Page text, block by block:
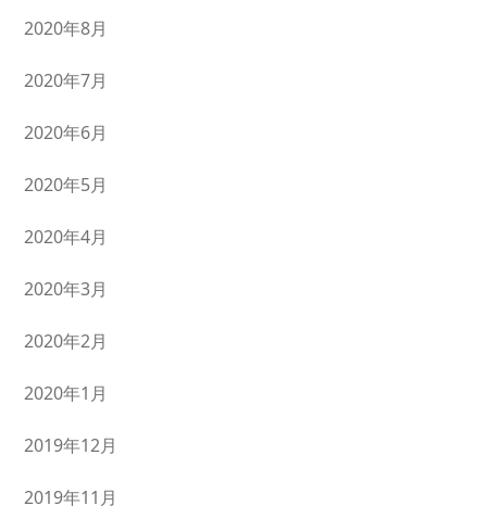
2020年8月
2020年7月
2020年6月
2020年5月
2020年4月
2020年3月
2020年2月
2020年1月
2019年12月
2019年11月